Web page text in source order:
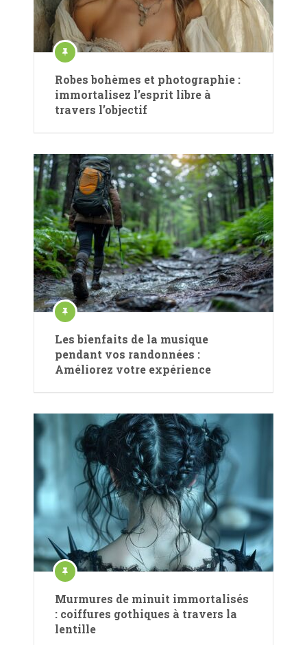
Robes bohèmes et photographie :
immortalisez l’esprit libre à
travers l’objectif
Les bienfaits de la musique
pendant vos randonnées :
Améliorez votre expérience
Murmures de minuit immortalisés
: coiffures gothiques à travers la
lentille